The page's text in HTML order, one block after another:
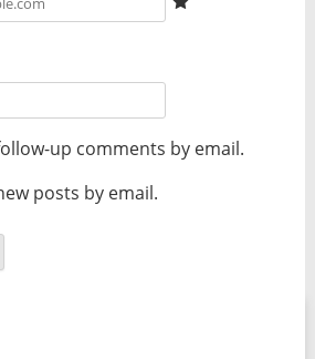
up comments by email.
posts by email.